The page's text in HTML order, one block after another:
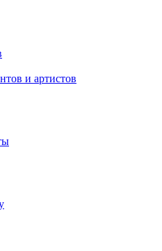
и артистов